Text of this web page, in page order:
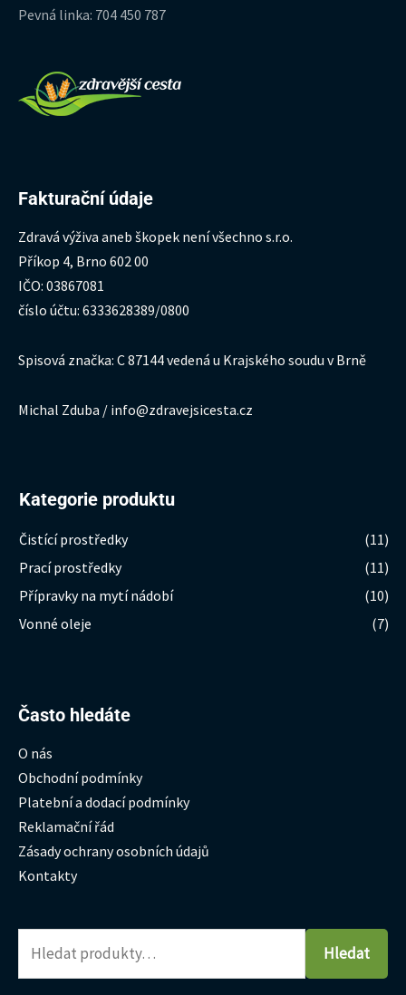
Pevná linka: 704 450 787
Fakturační údaje
Zdravá výživa aneb škopek není všechno s.r.o.
Příkop 4, Brno 602 00
IČO: 03867081
číslo účtu: 6333628389/0800
Spisová značka: C 87144 vedená u Krajského soudu v Brně
Michal Zduba / info@zdravejsicesta.cz
Kategorie produktu
Čistící prostředky
(11)
Prací prostředky
(11)
Přípravky na mytí nádobí
(10)
Vonné oleje
(7)
Často hledáte
O nás
Obchodní podmínky
Platební a dodací podmínky
Reklamační řád
Zásady ochrany osobních údajů
Kontakty
Hledat:
Hledat